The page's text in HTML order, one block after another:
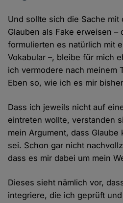
Und sollte sich die Sache mit
Glauben als Fake erweisen –
formulierten es natürlich mit
Vokabular –, bleibe für mich
ich vermodere nach meinem
Eben so, wie ich es mir
Dass ich jeweils nicht auf
eintreten wollte, verstanden
mein Argument, dass Glaube
sei. Schon gar nicht
dass es mir dabei um mein
Dieses sieht nämlich vor,
integriere, die ich geprüft